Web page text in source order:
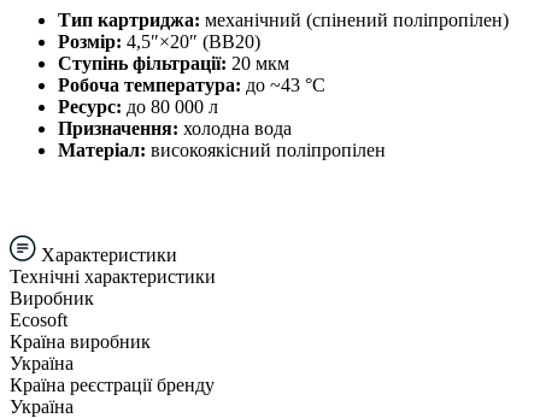
Тип картриджа: механічний (спінений поліпропілен)
Розмір: 4,5″×20″ (BB20)
Ступінь фільтрації: 20 мкм
Робоча температура: до ~43 °C
Ресурс: до 80 000 л
Призначення: холодна вода
Матеріал: високоякісний поліпропілен
Характеристики
Технічні характеристики
Виробник
Ecosoft
Країна виробник
Україна
Країна реєстрації бренду
Україна